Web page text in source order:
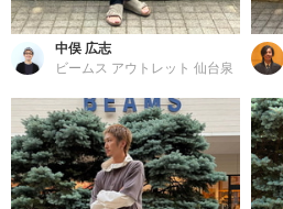
中俣 広志
ビームス アウトレット 仙台泉